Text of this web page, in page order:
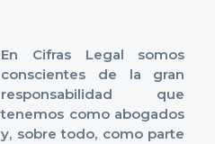
En Cifras Legal somos
conscientes de la gran
responsabilidad que
tenemos como abogados
y, sobre todo, como parte